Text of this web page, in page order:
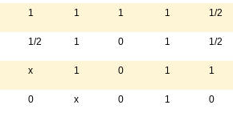
1 1 1 1 1/2
1/2 1 0 1 1/2
x 1 0 1 1
0 x 0 1 0